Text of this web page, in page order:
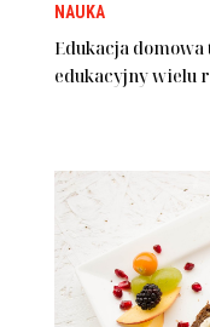
NAUKA
Edukacja
edukacyjny wielu